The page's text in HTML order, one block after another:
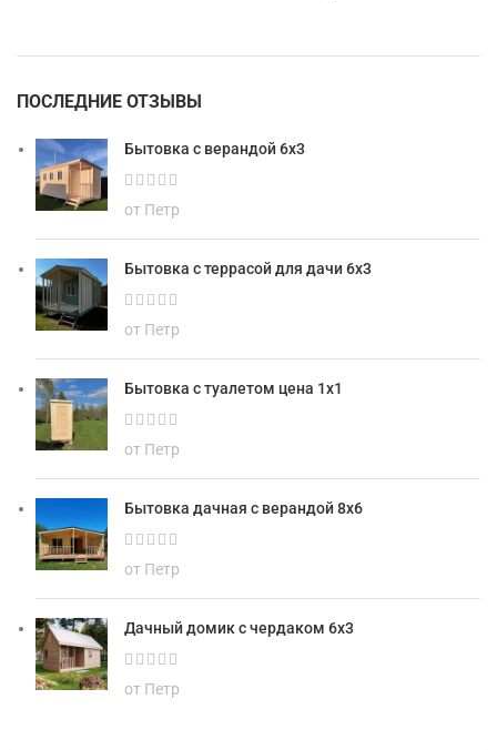
ПОСЛЕДНИЕ ОТЗЫВЫ
Бытовка с верандой 6х3
от Петр
Бытовка с террасой для дачи 6х3
от Петр
Бытовка с туалетом цена 1х1
от Петр
Бытовка дачная с верандой 8х6
от Петр
Дачный домик с чердаком 6х3
от Петр